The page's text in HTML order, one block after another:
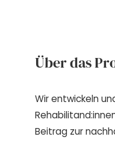
Über das
Wir entwickeln
Beitrag zur